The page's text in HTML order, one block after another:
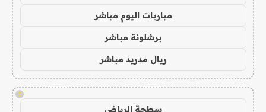
مباريات اليوم مباشر
برشلونة مباشر
ريال مدريد مباشر
!
سطحة الرياض